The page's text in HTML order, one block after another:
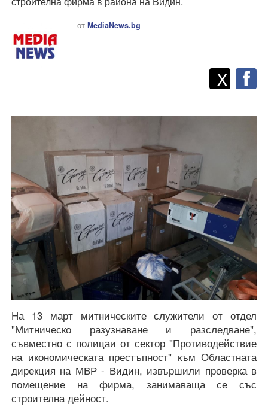
от MediaNews.bg
Споделете
X
На 13 март митническите служители от отдел
"Митническо разузнаване и разследване",
съвместно с полицаи от сектор "Противодействие
на икономическата престъпност" към Областната
дирекция на МВР - Видин, извършили проверка в
помещение на фирма, занимаваща се със
строителна дейност.